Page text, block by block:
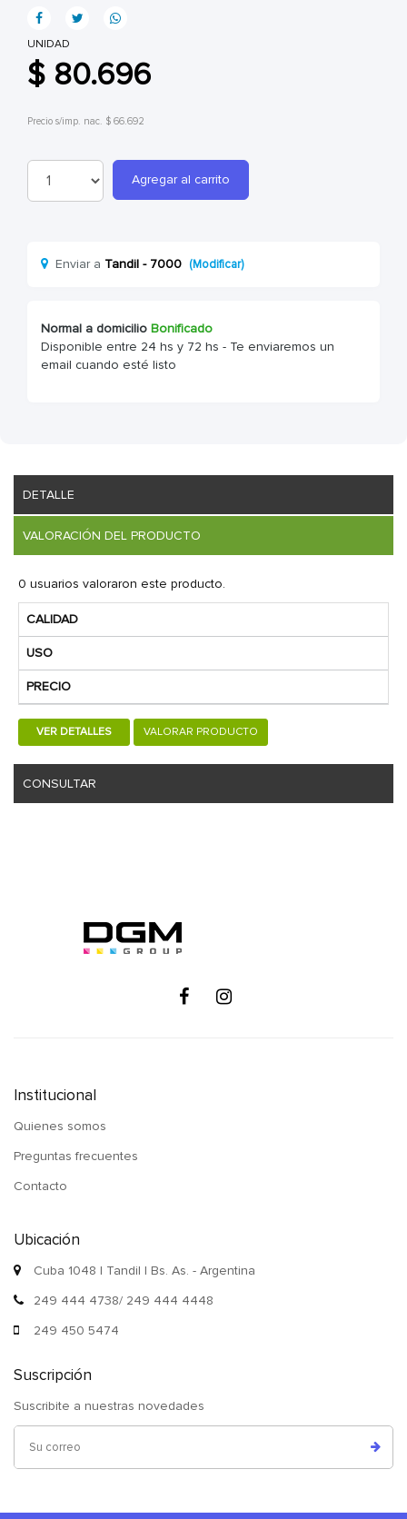
UNIDAD
$ 80.696
Precio s/imp. nac. $ 66.692
Agregar al carrito
Enviar a Tandil - 7000 (Modificar)
Normal a domicilio Bonificado
Disponible entre 24 hs y 72 hs - Te enviaremos un
email cuando esté listo
DETALLE
VALORACIÓN DEL PRODUCTO
0 usuarios valoraron este producto.
CALIDAD
USO
PRECIO
VER DETALLES VALORAR PRODUCTO
CONSULTAR
Institucional
Quienes somos
Preguntas frecuentes
Contacto
Ubicación
Cuba 1048 | Tandil | Bs. As. - Argentina
249 444 4738/ 249 444 4448
249 450 5474
Suscripción
Suscribite a nuestras novedades